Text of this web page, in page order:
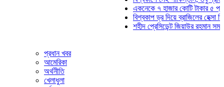
একনেকে ৭ হাজার কোটি টাকার ৫ প্রকল্পের
বিশ্বকাপ ড্র দিয়ে ব্রাজিলের হেক্সা মিশন শুরু
শহীদ প্রেসিডেন্ট জিয়াউর রহমান সমাধিতে
প্রধান খবর
আমেরিকা
অর্থনীতি
খেলাধুলা